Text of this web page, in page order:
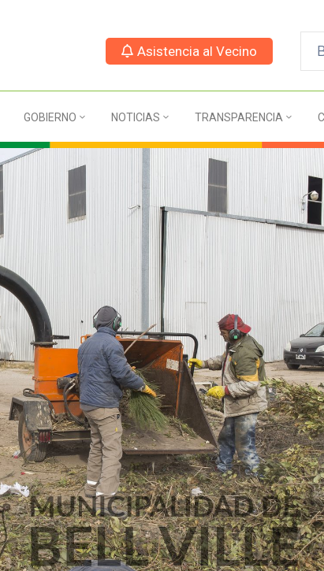
Asistencia al Vecino
GOBIERNO NOTICIAS TRANSPARENCIA